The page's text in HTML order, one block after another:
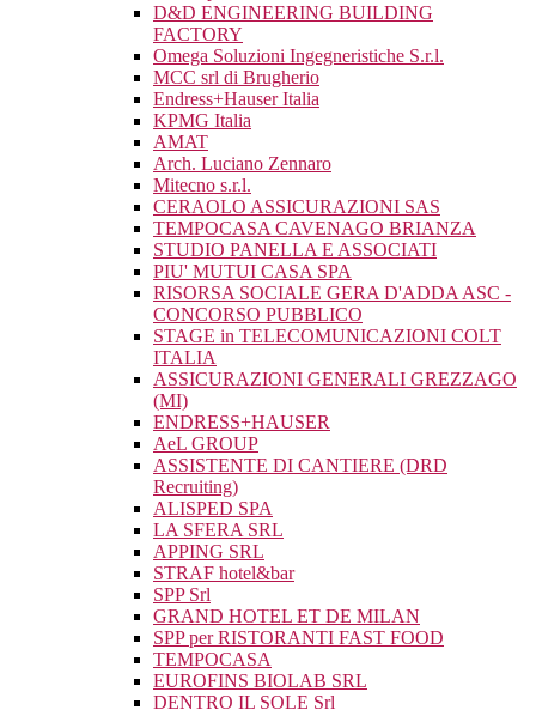
D&D ENGINEERING BUILDING
FACTORY
Omega Soluzioni Ingegneristiche S.r.l.
MCC srl di Brugherio
Endress+Hauser Italia
KPMG Italia
AMAT
Arch. Luciano Zennaro
Mitecno s.r.l.
CERAOLO ASSICURAZIONI SAS
TEMPOCASA CAVENAGO BRIANZA
STUDIO PANELLA E ASSOCIATI
PIU' MUTUI CASA SPA
RISORSA SOCIALE GERA D'ADDA ASC -
CONCORSO PUBBLICO
STAGE in TELECOMUNICAZIONI COLT
ITALIA
ASSICURAZIONI GENERALI GREZZAGO
(MI)
ENDRESS+HAUSER
AeL GROUP
ASSISTENTE DI CANTIERE (DRD
Recruiting)
ALISPED SPA
LA SFERA SRL
APPING SRL
STRAF hotel&bar
SPP Srl
GRAND HOTEL ET DE MILAN
SPP per RISTORANTI FAST FOOD
TEMPOCASA
EUROFINS BIOLAB SRL
DENTRO IL SOLE Srl